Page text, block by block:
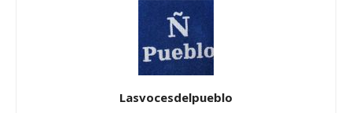
Lasvocesdelpueblo